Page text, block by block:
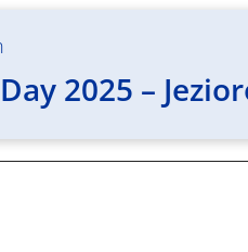
2025 –